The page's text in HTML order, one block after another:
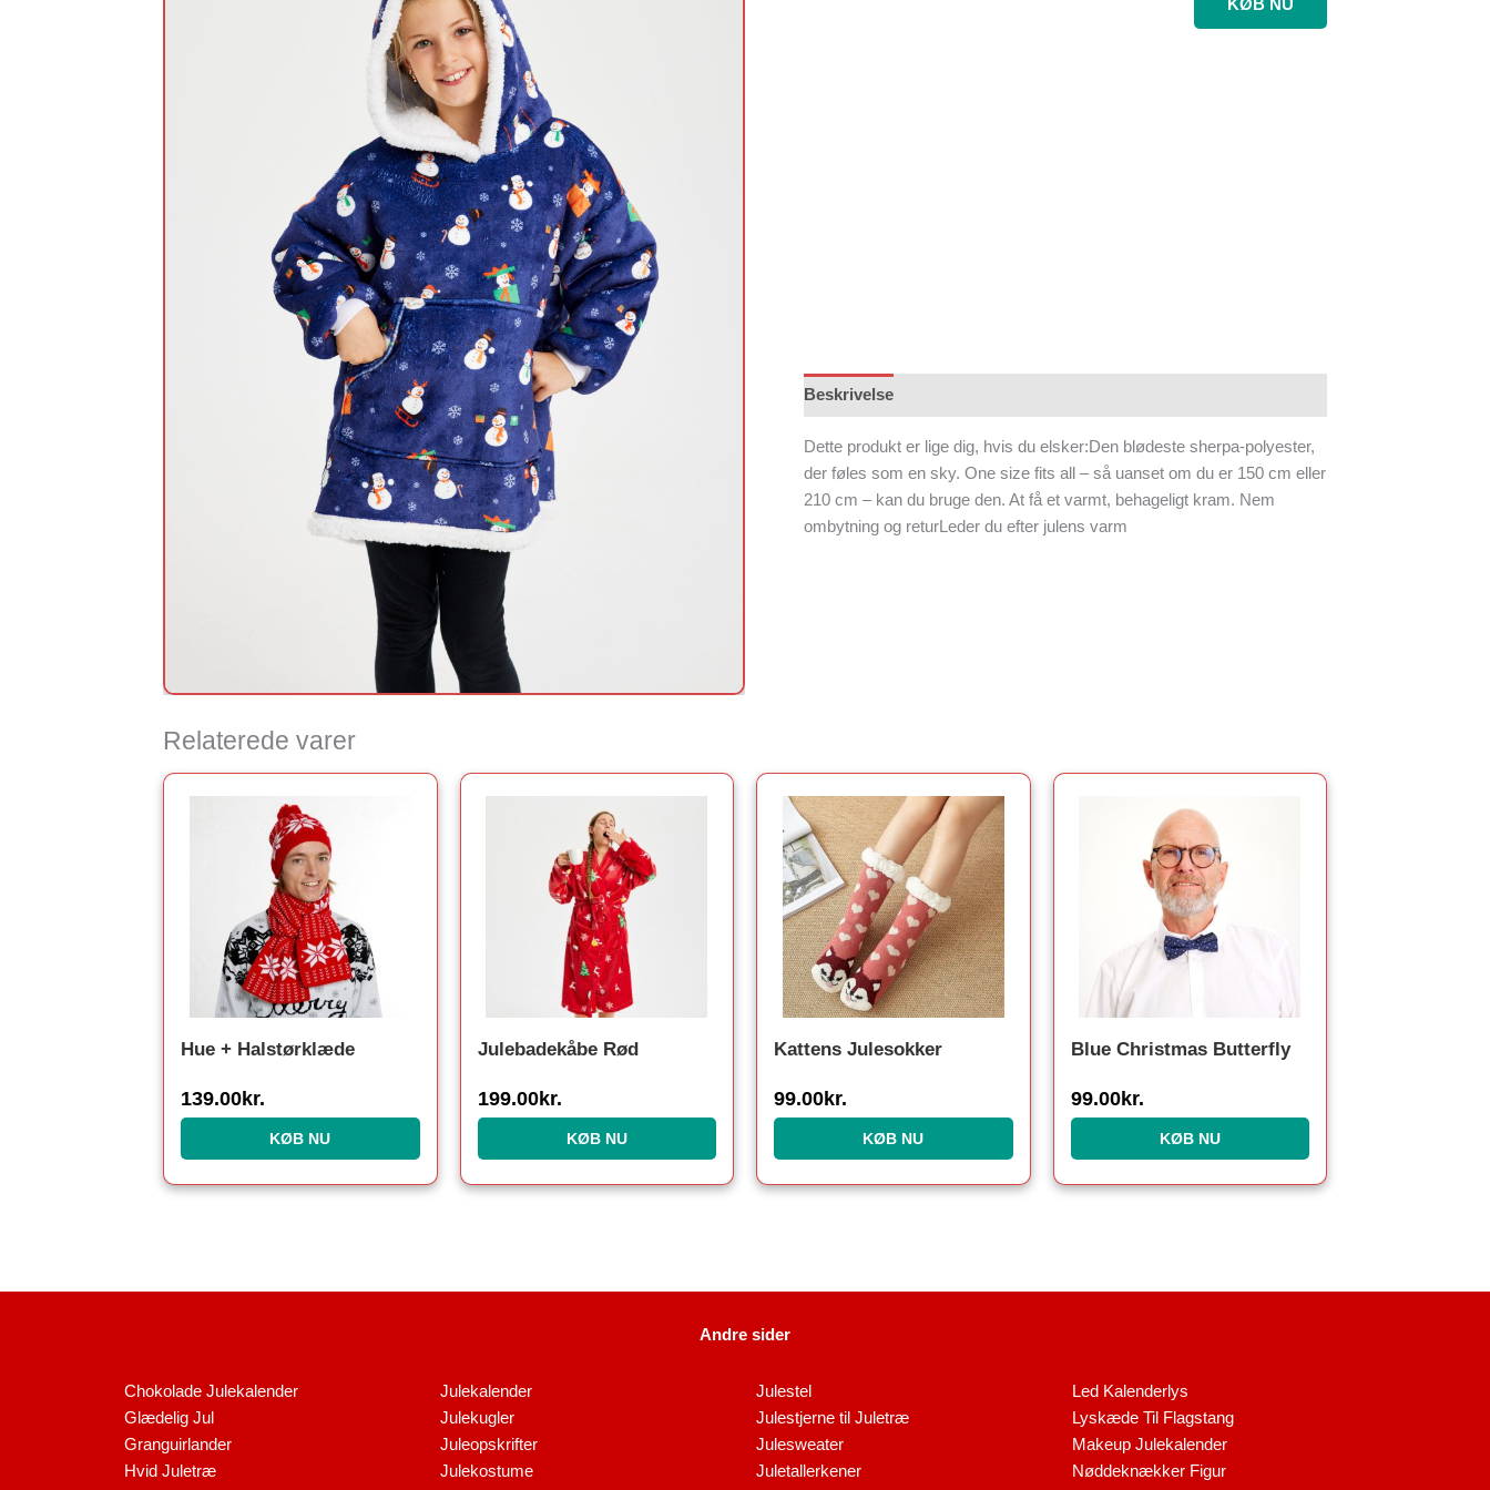
Beskrivelse
Dette produkt er lige dig, hvis du elsker:Den blødeste sherpa-polyester,
der føles som en sky. One size fits all – så uanset om du er 150 cm eller
210 cm – kan du bruge den. At få et varmt, behageligt kram. Nem
ombytning og returLeder du efter julens varm
Relaterede varer
Hue + Halstørklæde
139.00kr.
KØB NU
Julebadekåbe Rød
199.00kr.
KØB NU
Kattens Julesokker
99.00kr.
KØB NU
Blue Christmas Butterfly
99.00kr.
KØB NU
Andre sider
Chokolade Julekalender
Glædelig Jul
Granguirlander
Hvid Juletræ
Julekalender
Julekugler
Juleopskrifter
Julekostume
Julestel
Julestjerne til Juletræ
Julesweater
Juletallerkener
Led Kalenderlys
Lyskæde Til Flagstang
Makeup Julekalender
Nøddeknækker Figur